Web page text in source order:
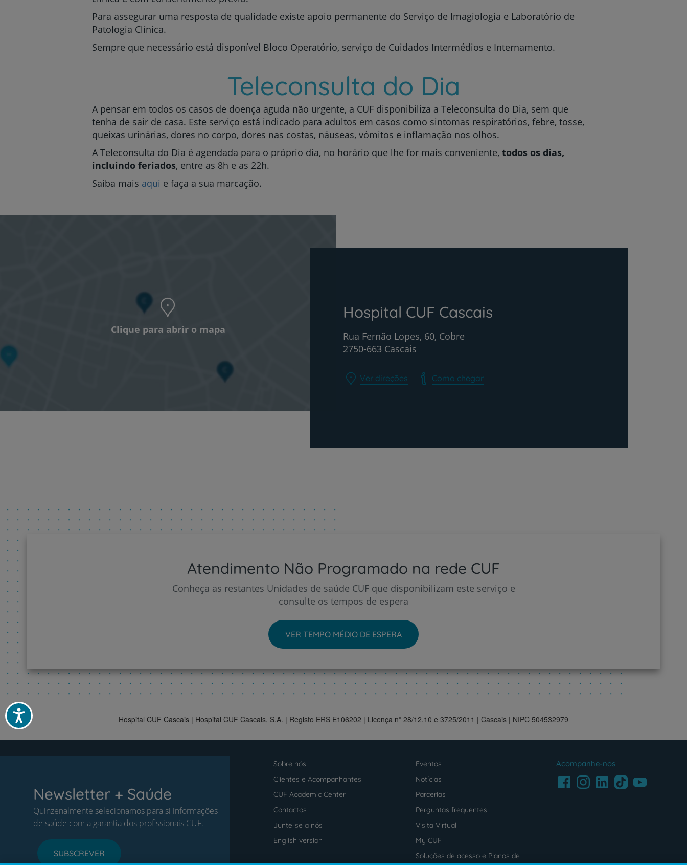
Acessibilidade
My CUF
Clientes e acompanhantes
CUF Academic Center
Para profissionais
Sobre nós
Contacte-nos
Para assegurar uma resposta de qualidade existe apoio permanente do Serviço de Imagiologia e Laboratório de
Patologia Clínica.
Sempre que necessário está disponível Bloco Operatório, serviço de Cuidados Intermédios e Internamento.
Teleconsulta do Dia
A pensar em todos os casos de doença aguda não urgente, a CUF disponibiliza a Teleconsulta do Dia, sem que
tenha de sair de casa. Este serviço está indicado para adultos em casos como sintomas respiratórios, febre, tosse,
queixas urinárias, dores no corpo, dores nas costas, náuseas, vómitos e inflamação nos olhos.
A Teleconsulta do Dia é agendada para o próprio dia, no horário que lhe for mais conveniente, todos os dias,
incluindo feriados, entre as 8h e as 22h.
Saiba mais aqui e faça a sua marcação.
Hospital CUF Cascais
Rua Fernão Lopes, 60, Cobre
2750-663 Cascais
Ver direções Como chegar
Clique para abrir o mapa
Atendimento Não Programado na rede CUF
Conheça as restantes Unidades de saúde CUF que disponibilizam este serviço e
consulte os tempos de espera
VER TEMPO MÉDIO DE ESPERA
Hospital CUF Cascais | Hospital CUF Cascais, S.A. | Registo ERS E106202 | Licença nº 28/12.10 e 3725/2011 | Cascais | NIPC 504532979
Newsletter + Saúde
Quinzenalmente selecionamos para si informações
de saúde com a garantia dos profissionais CUF.
SUBSCREVER
footer
Sobre nós
Eventos
Clientes e Acompanhantes
Notícias
CUF Academic Center
Parcerias
Contactos
Perguntas frequentes
Junte-se a nós
Visita Virtual
English version
My CUF
Soluções de acesso e Planos de
Acompanhe-nos
FacebookInstagramLinkedInTikTokYoutube